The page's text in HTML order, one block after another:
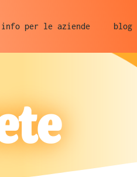
info per le aziende blog